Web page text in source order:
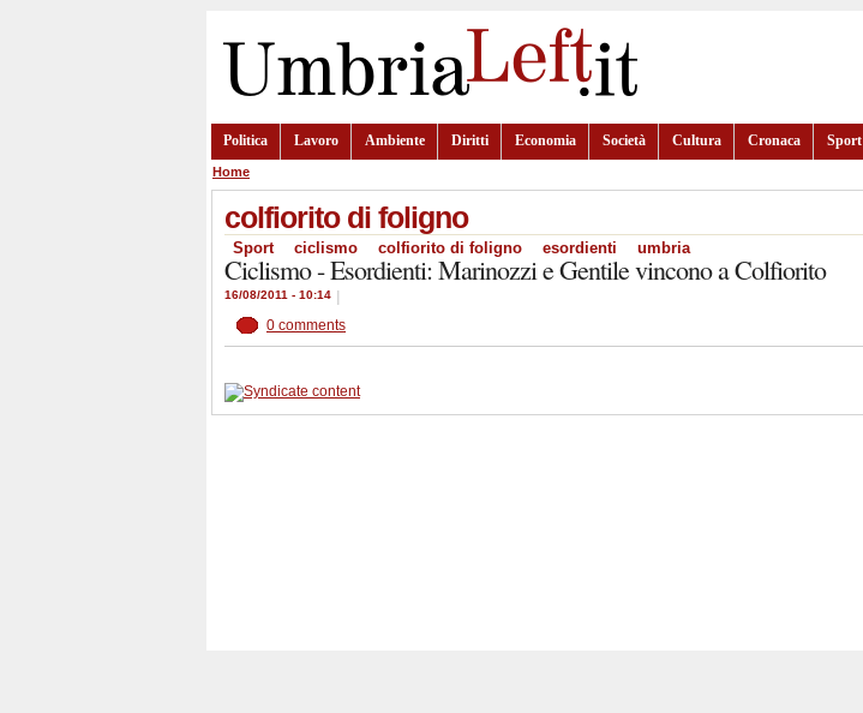
Politica Lavoro Ambiente Diritti Economia Società Cultura Cronaca Sport
Home
colfiorito di foligno
Sport ciclismo colfiorito di foligno esordienti umbria
Ciclismo - Esordienti: Marinozzi e Gentile vincono a Colfiorito
16/08/2011 - 10:14
0 comments